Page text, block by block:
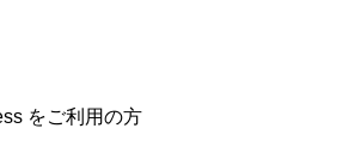
をご利用の方